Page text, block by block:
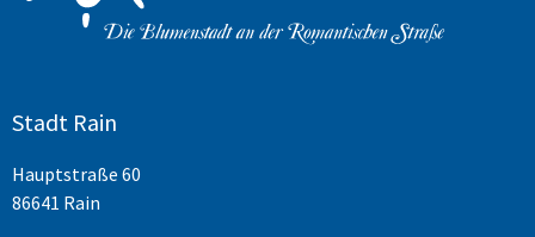
Stadt Rain
Hauptstraße 60
86641 Rain